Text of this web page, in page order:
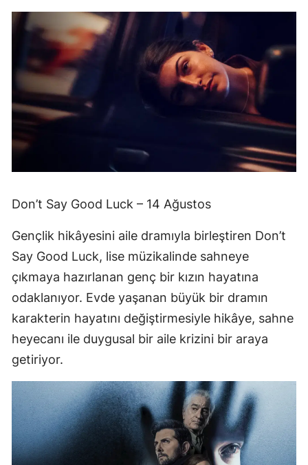
Don’t Say Good Luck – 14 Ağustos
Gençlik hikâyesini aile dramıyla birleştiren Don’t
Say Good Luck, lise müzikalinde sahneye
çıkmaya hazırlanan genç bir kızın hayatına
odaklanıyor. Evde yaşanan büyük bir dramın
karakterin hayatını değiştirmesiyle hikâye, sahne
heyecanı ile duygusal bir aile krizini bir araya
getiriyor.